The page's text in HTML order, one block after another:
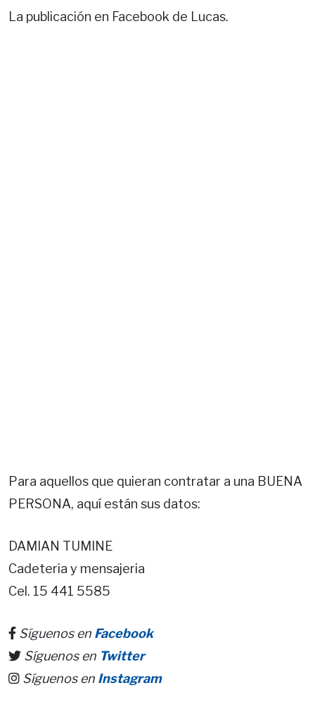
La publicación en Facebook de Lucas.
Para aquellos que quieran contratar a una BUENA
PERSONA, aquí están sus datos:
DAMIAN TUMINE
Cadeteria y mensajeria
Cel. 15 441 5585
Síguenos en Facebook
Síguenos en Twitter
Síguenos en Instagram